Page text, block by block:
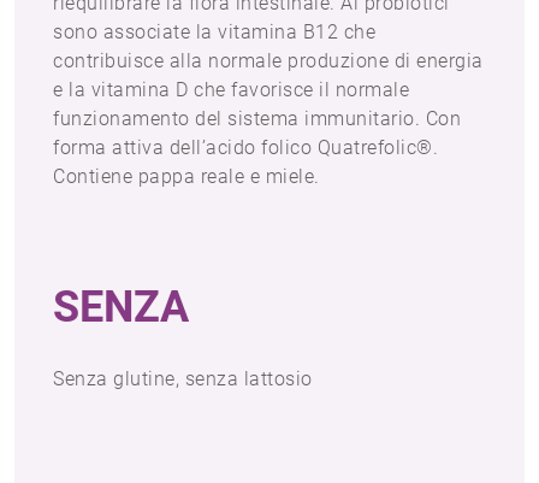
sono associate la vitamina B12 che
contribuisce alla normale produzione di energia
e la vitamina D che favorisce il normale
funzionamento del sistema immunitario. Con
forma attiva dell’acido folico Quatrefolic®.
Contiene pappa reale e miele.
SENZA
Senza glutine, senza lattosio